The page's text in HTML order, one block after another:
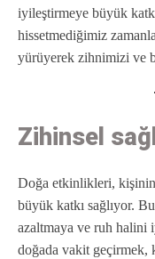
iyileştirmeye büyük
hissetmediğimiz
yürüyerek zihnimizi ve
Zihinsel
Doğa etkinlikleri, kişinin
büyük katkı sağlıyor.
azaltmaya ve ruh halini
doğada vakit geçirmek,